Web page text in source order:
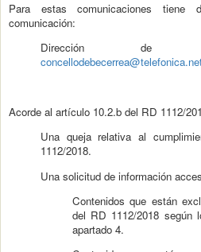
Para estas comunicaciones tiene
comunicación:
Dirección de
Acorde al artículo 10.2.b del RD 1112/
Una queja relativa al
1112/2018.
Una solicitud de información
Contenidos que están
del RD 1112/2018 según
apartado 4.